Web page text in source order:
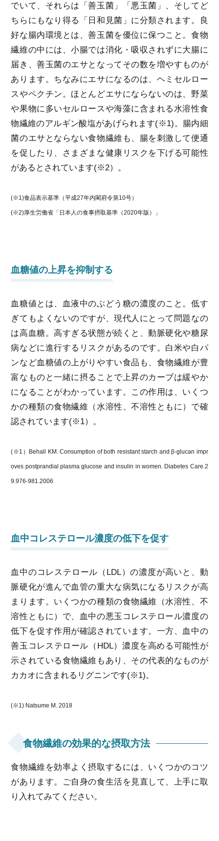
でいて、それらは「善玉菌」「悪玉菌」、そしてど
ちらにもなり得る「日和見菌」に分類されます。良
好な腸内環境とは、善玉菌を優位に保つこと。食物
繊維の中には、小腸では消化・吸収されずに大腸に
届き、善玉菌のエサとなってその数を増やすものが
あります。ちなみにエサになるのは、ヘミセルロー
スやペクチン。ほとんどエサにならないのは、野菜
や果物に多いセルロースや海藻に含まれる水溶性食
物繊維のアルギン酸塩があげられます(※1)。腸内細
菌のエサとならない食物繊維も、腸を刺激して便通
を促したり、さまざまな健康リスクを下げる可能性
があるとされています(※2）。
(※1)食品表示基準（平成27年内閣府令第10号）
(※2)厚生労働省「日本人の食事摂取基準（2020年版）」
血糖値の上昇を抑制する
血糖値とは、血液中のぶどう糖の濃度のこと。低す
ぎてもよくないのですが、現代人にとって問題なの
は高血糖。高すぎる状態が続くと、動脈硬化や糖尿
病などに進行するリスクがあるのです。白米や白パ
ンなど血糖値の上がりやすい食品も、食物繊維が豊
富なものと一緒に摂ることで上昇のカーブは緩やか
になることがわかっています。この作用は、いくつ
かの種類の食物繊維（水溶性、不溶性ともに）で確
認されています(※1）。
(※1）Behall KM. Consumption of both resistant starch and β-glucan impr
oves postprandial plasma glucose and insulin in women. Diabetes Care.2
9.976-981.2006
血中コレステロール濃度の低下を促す
血中のコレステロール（LDL）の濃度が高いと、動
脈硬化が進んで血管の重大な病気になるリスクが高
まります。いくつかの種類の食物繊維（水溶性、不
溶性ともに）で、血中の悪玉コレステロール濃度の
低下を促す作用が確認されています。一方、血中の
善玉コレステロール（HDL）濃度を高める可能性が
示されている食物繊維もあり、その代表的なものが
カカオに含まれるリグニンです(※1)。
(※1) Natsume M. 2018
食物繊維の効果的な摂取方法
食物繊維を効率よく摂取するには、いくつかのコツ
があります。ご自身の食生活を見直して、上手に取
り入れてみてください。